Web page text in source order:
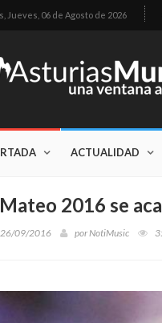
Jueves, 06 de Agosto de 2026
ACTUALIDAD
2016 se
26/09/2016 porNotiMusic